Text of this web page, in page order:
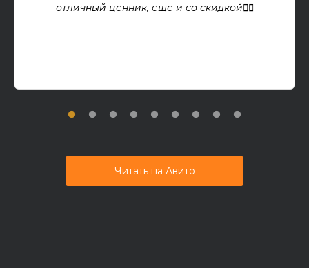
отличный ценник, еще и со скидкой👍🏻
Читать на Авито